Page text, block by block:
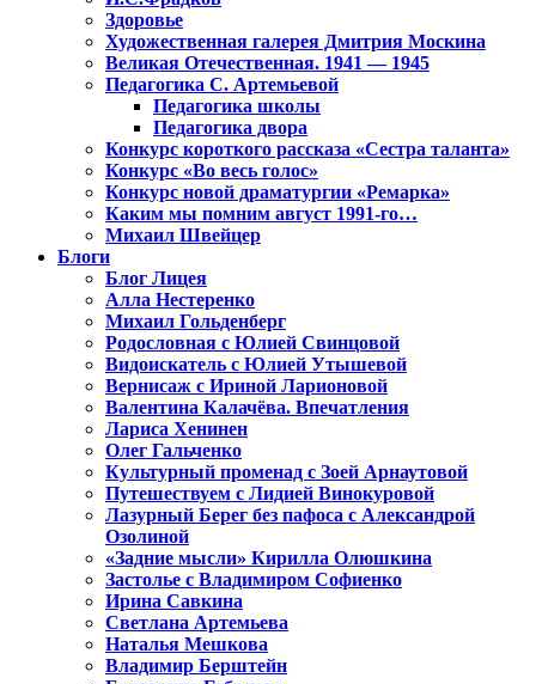
Здоровье
Художественная галерея Дмитрия Москина
Великая Отечественная. 1941 — 1945
Педагогика С. Артемьевой
Педагогика школы
Педагогика двора
Конкурс короткого рассказа «Сестра таланта»
Конкурс «Во весь голос»
Конкурс новой драматургии «Ремарка»
Каким мы помним август 1991-го…
Михаил Швейцер
Блоги
Блог Лицея
Алла Нестеренко
Михаил Гольденберг
Родословная с Юлией Свинцовой
Видоискатель с Юлией Утышевой
Вернисаж с Ириной Ларионовой
Валентина Калачёва. Впечатления
Лариса Хенинен
Олег Гальченко
Культурный променад с Зоей Арнаутовой
Путешествуем с Лидией Винокуровой
Лазурный Берег без пафоса с Александрой
Озолиной
«Задние мысли» Кирилла Олюшкина
Застолье с Владимиром Софиенко
Ирина Савкина
Светлана Артемьева
Наталья Мешкова
Владимир Берштейн